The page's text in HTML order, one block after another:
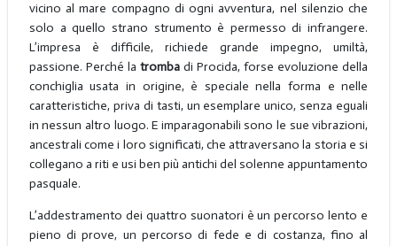
vicino al mare compagno di ogni avventura, nel silenzio che
solo a quello strano strumento è permesso di infrangere.
L’impresa è difficile, richiede grande impegno, umiltà,
passione. Perché la trombadi Procida, forse evoluzione della
conchiglia usata in origine, è speciale nella forma e nelle
caratteristiche, priva di tasti, un esemplare unico, senza eguali
in nessun altro luogo. E imparagonabili sono le sue vibrazioni,
ancestrali come i loro significati, che attraversano la storia e si
collegano a riti e usi ben più antichi del solenne appuntamento
pasquale.
L’addestramento dei quattro suonatori è un percorso lento e
pieno di prove, un percorso di fede e di costanza, fino al